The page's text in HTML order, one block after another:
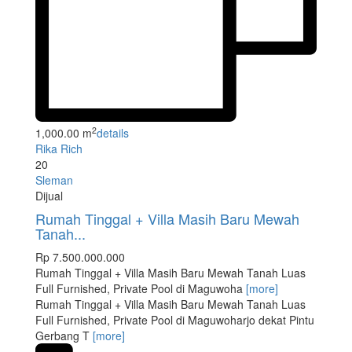
1,000.00 m2details
Rika Rich
20
Sleman
Dijual
Rumah Tinggal + Villa Masih Baru Mewah
Tanah...
Rp 7.500.000.000
Rumah Tinggal + Villa Masih Baru Mewah Tanah Luas
Full Furnished, Private Pool di Maguwoha [more]
Rumah Tinggal + Villa Masih Baru Mewah Tanah Luas
Full Furnished, Private Pool di Maguwoharjo dekat Pintu
Gerbang T [more]